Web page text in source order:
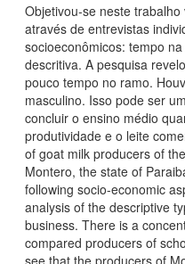
Objetivou-se neste
através de entrevistas
socioeconômicos: tempo
descritiva. A pesquisa
pouco tempo no ramo.
masculino. Isso pode ser
concluir o ensino médio
produtividade e o leite
of goat milk producers of
Montero, the state of
following socio-economic
analysis of the descriptive
business. There is a
compared producers of
see that the producers of